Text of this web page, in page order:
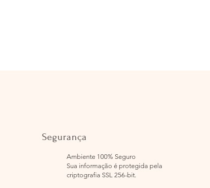
Segurança
Ambiente 100% Seguro
Sua informação é protegida pela
criptografia SSL 256-bit.